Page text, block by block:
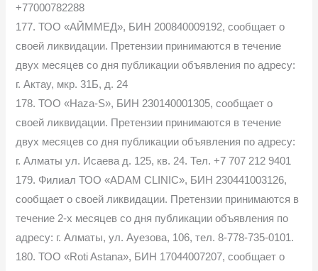
+77000782288
177. ТОО «АЙММЕД», БИН 200840009192, сообщает о
своей ликвидации. Претензии принимаются в течение
двух месяцев со дня публикации объявления по адресу:
г. Актау, мкр. 31Б, д. 24
178. ТОО «Haza-S», БИН 230140001305, сообщает о
своей ликвидации. Претензии принимаются в течение
двух месяцев со дня публикации объявления по адресу:
г. Алматы ул. Исаева д. 125, кв. 24. Тел. +7 707 212 9401
179. Филиал ТОО «ADAM CLINIC», БИН 230441003126,
сообщает о своей ликвидации. Претензии принимаются в
течение 2-х месяцев со дня публикации объявления по
адресу: г. Алматы, ул. Ауезова, 106, тел. 8-778-735-0101.
180. ТОО «Roti Astana», БИН 17044007207, сообщает о